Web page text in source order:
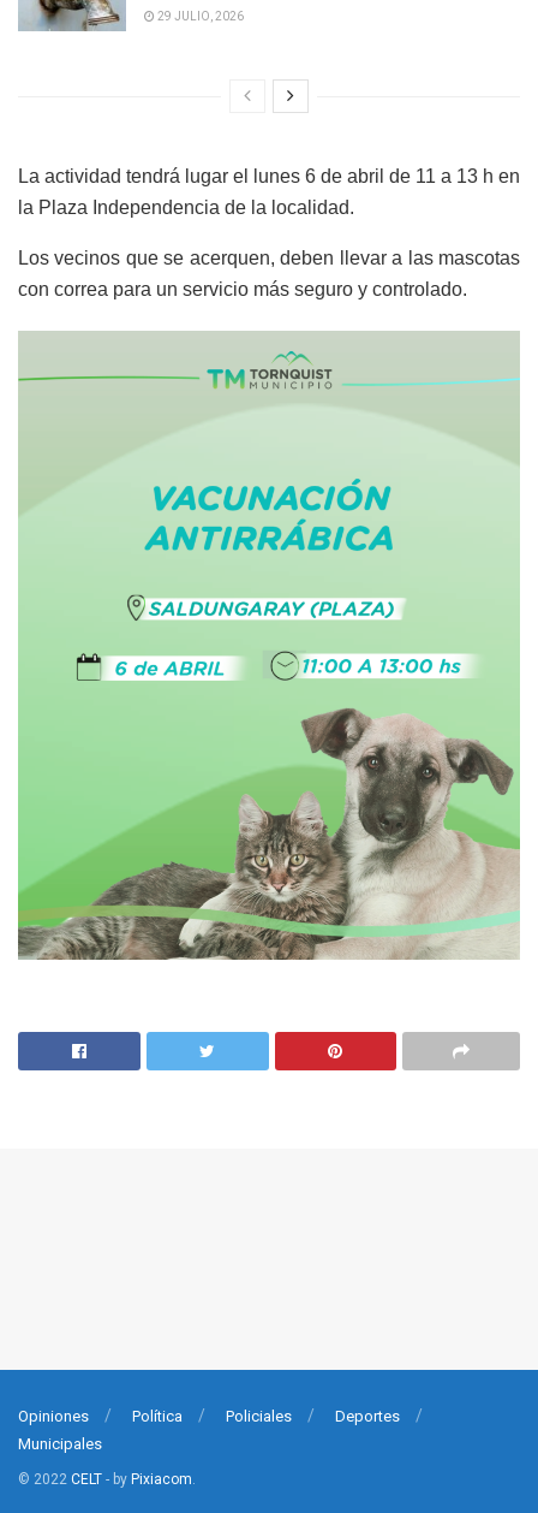
29 JULIO, 2026
La actividad tendrá lugar el lunes 6 de abril de 11 a 13 h en
la Plaza Independencia de la localidad.
Los vecinos que se acerquen, deben llevar a las mascotas
con correa para un servicio más seguro y controlado.
Opiniones Política Policiales
Deportes
Municipales
© 2022 CELT - by Pixiacom.